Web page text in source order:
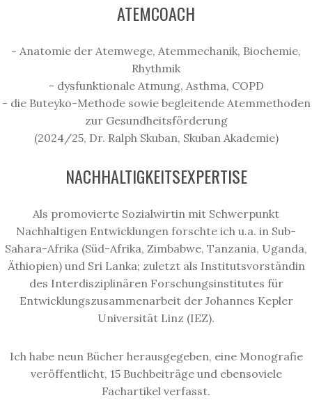
ATEMCOACH
- Anatomie der Atemwege, Atemmechanik, Biochemie,
Rhythmik
- dysfunktionale Atmung, Asthma, COPD
- die Buteyko-Methode sowie begleitende Atemmethoden
zur Gesundheitsförderung
(2024/25, Dr. Ralph Skuban, Skuban Akademie)
NACHHALTIGKEITSEXPERTISE
Als promovierte Sozialwirtin mit Schwerpunkt
Nachhaltigen Entwicklungen forschte ich u.a. in Sub-
Sahara-Afrika (Süd-Afrika, Zimbabwe, Tanzania, Uganda,
Äthiopien) und Sri Lanka; zuletzt als Institutsvorständin
des Interdisziplinären Forschungsinstitutes für
Entwicklungszusammenarbeit der Johannes Kepler
Universität Linz (IEZ).
Ich habe neun Bücher herausgegeben, eine Monografie
veröffentlicht, 15 Buchbeiträge und ebensoviele
Fachartikel verfasst.